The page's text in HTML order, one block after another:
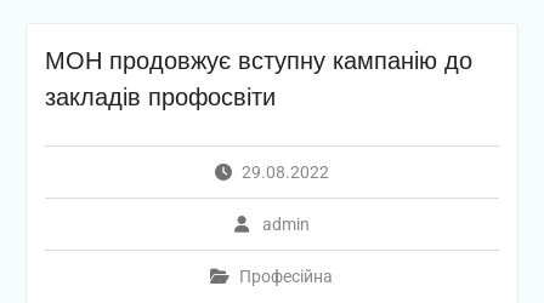
МОН продовжує вступну кампанію до
закладів профосвіти
29.08.2022
admin
Професійна